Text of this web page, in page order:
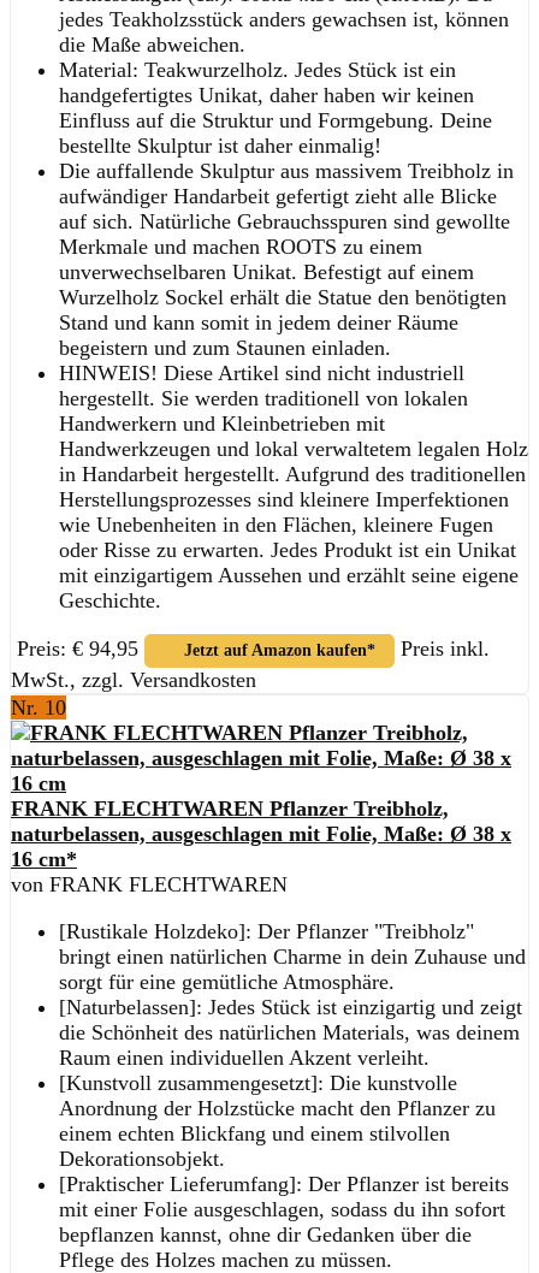
jedes Teakholzsstück anders gewachsen ist, können
die Maße abweichen.
Material: Teakwurzelholz. Jedes Stück ist ein
handgefertigtes Unikat, daher haben wir keinen
Einfluss auf die Struktur und Formgebung. Deine
bestellte Skulptur ist daher einmalig!
Die auffallende Skulptur aus massivem Treibholz in
aufwändiger Handarbeit gefertigt zieht alle Blicke
auf sich. Natürliche Gebrauchsspuren sind gewollte
Merkmale und machen ROOTS zu einem
unverwechselbaren Unikat. Befestigt auf einem
Wurzelholz Sockel erhält die Statue den benötigten
Stand und kann somit in jedem deiner Räume
begeistern und zum Staunen einladen.
HINWEIS! Diese Artikel sind nicht industriell
hergestellt. Sie werden traditionell von lokalen
Handwerkern und Kleinbetrieben mit
Handwerkzeugen und lokal verwaltetem legalen Holz
in Handarbeit hergestellt. Aufgrund des traditionellen
Herstellungsprozesses sind kleinere Imperfektionen
wie Unebenheiten in den Flächen, kleinere Fugen
oder Risse zu erwarten. Jedes Produkt ist ein Unikat
mit einzigartigem Aussehen und erzählt seine eigene
Geschichte.
Preis: € 94,95 Jetzt auf Amazon kaufen*
Preis inkl.
MwSt., zzgl. Versandkosten
Nr. 10
FRANK FLECHTWAREN Pflanzer Treibholz,
naturbelassen, ausgeschlagen mit Folie, Maße: Ø 38 x
16 cm*
von FRANK FLECHTWAREN
[Rustikale Holzdeko]: Der Pflanzer "Treibholz"
bringt einen natürlichen Charme in dein Zuhause und
sorgt für eine gemütliche Atmosphäre.
[Naturbelassen]: Jedes Stück ist einzigartig und zeigt
die Schönheit des natürlichen Materials, was deinem
Raum einen individuellen Akzent verleiht.
[Kunstvoll zusammengesetzt]: Die kunstvolle
Anordnung der Holzstücke macht den Pflanzer zu
einem echten Blickfang und einem stilvollen
Dekorationsobjekt.
[Praktischer Lieferumfang]: Der Pflanzer ist bereits
mit einer Folie ausgeschlagen, sodass du ihn sofort
bepflanzen kannst, ohne dir Gedanken über die
Pflege des Holzes machen zu müssen.